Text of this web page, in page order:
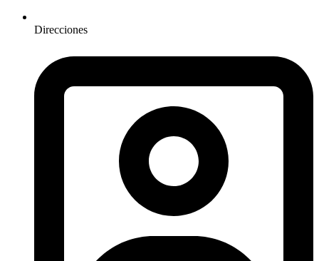
Direcciones